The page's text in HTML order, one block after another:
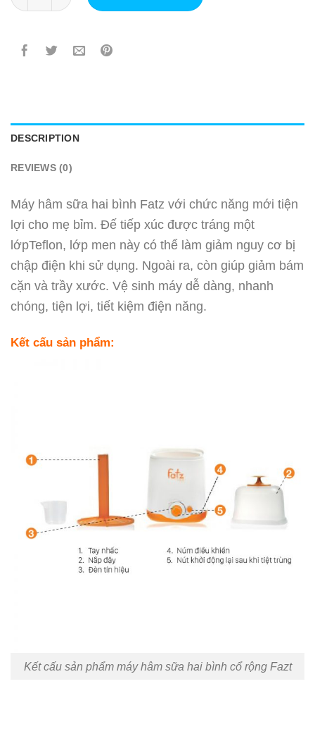
DESCRIPTION
REVIEWS (0)
Máy hâm sữa hai bình Fatz với chức năng mới tiện
lợi cho mẹ bỉm. Đế tiếp xúc được tráng một
lớpTeflon, lớp men này có thể làm giảm nguy cơ bị
chập điện khi sử dụng. Ngoài ra, còn giúp giảm bám
cặn và trầy xước. Vệ sinh máy dễ dàng, nhanh
chóng, tiện lợi, tiết kiệm điện năng.
Kết cấu sản phẩm:
Kết cấu sản phẩm máy hâm sữa hai bình cổ rộng Fazt